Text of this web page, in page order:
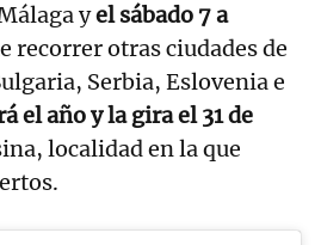
yel sábado 7 a
recorrer otras ciudades de
Serbia, Eslovenia e
el año y la gira el 31 de
localidad en la que